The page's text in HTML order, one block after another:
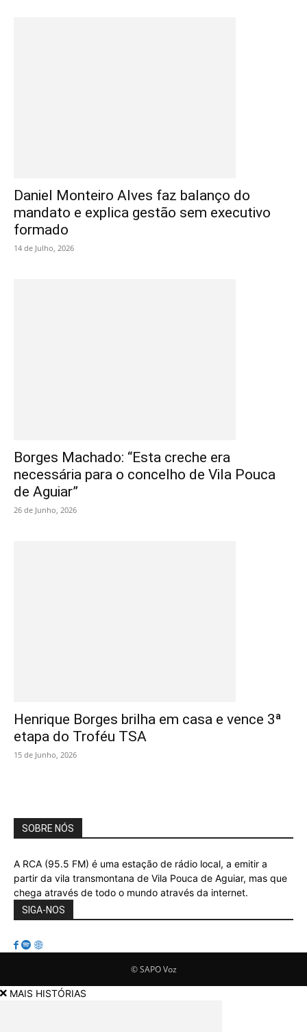
Daniel Monteiro Alves faz balanço do
mandato e explica gestão sem executivo
formado
14 de Julho, 2026
Borges Machado: “Esta creche era
necessária para o concelho de Vila Pouca
de Aguiar”
26 de Junho, 2026
Henrique Borges brilha em casa e vence 3ª
etapa do Troféu TSA
15 de Junho, 2026
SOBRE NÓS
A RCA (95.5 FM) é uma estação de rádio local, a emitir a
partir da vila transmontana de Vila Pouca de Aguiar, mas que
chega através de todo o mundo através da internet.
SIGA-NOS
© SAPO Voz
MAIS HISTÓRIAS